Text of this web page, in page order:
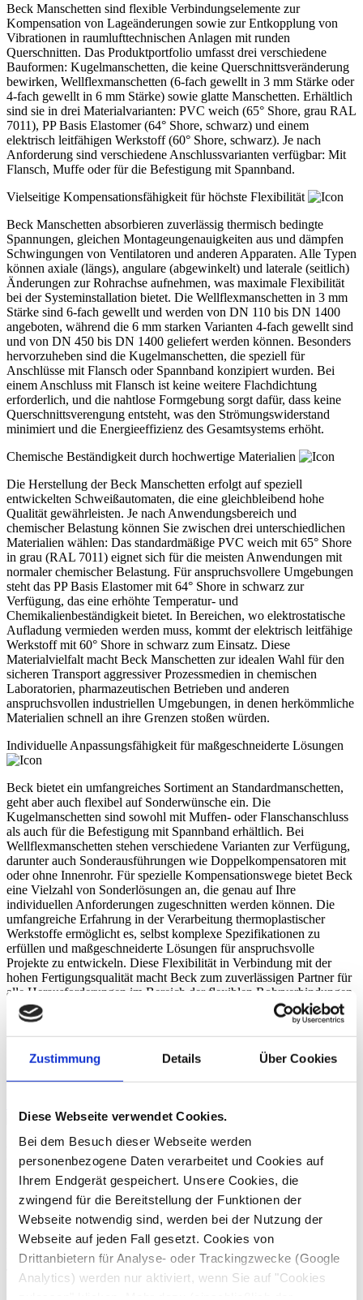
Zustimmung Details Über Cookies
Diese Webseite verwendet Cookies.
Bei dem Besuch dieser Webseite werden
personenbezogene Daten verarbeitet und Cookies auf
Ihrem Endgerät gespeichert. Unsere Cookies, die
zwingend für die Bereitstellung der Funktionen der
Webseite notwendig sind, werden bei der Nutzung der
Webseite auf jeden Fall gesetzt. Cookies von
Drittanbietern für Analyse- oder Trackingzwecke (Google
Analytics) werden nur aktiviert, wenn Sie auf "Cookies
Beck Manschetten sind flexible Verbindungselemente zur
Kompensation von Lageänderungen sowie zur Entkopplung von
Vibrationen in raumlufttechnischen Anlagen mit runden
Querschnitten. Das Produktportfolio umfasst drei verschiedene
Bauformen: Kugelmanschetten, die keine Querschnittsveränderung
bewirken, Wellflexmanschetten (6-fach gewellt in 3 mm Stärke oder
4-fach gewellt in 6 mm Stärke) sowie glatte Manschetten. Erhältlich
sind sie in drei Materialvarianten: PVC weich (65° Shore, grau RAL
7011), PP Basis Elastomer (64° Shore, schwarz) und einem
elektrisch leitfähigen Werkstoff (60° Shore, schwarz). Je nach
Anforderung sind verschiedene Anschlussvarianten verfügbar: Mit
Flansch, Muffe oder für die Befestigung mit Spannband.
Vielseitige Kompensationsfähigkeit für höchste Flexibilität
Beck Manschetten absorbieren zuverlässig thermisch bedingte
Spannungen, gleichen Montageungenauigkeiten aus und dämpfen
Schwingungen von Ventilatoren und anderen Apparaten. Alle Typen
können axiale (längs), angulare (abgewinkelt) und laterale (seitlich)
Änderungen zur Rohrachse aufnehmen, was maximale Flexibilität
bei der Systeminstallation bietet. Die Wellflexmanschetten in 3 mm
Stärke sind 6-fach gewellt und werden von DN 110 bis DN 1400
angeboten, während die 6 mm starken Varianten 4-fach gewellt sind
und von DN 450 bis DN 1400 geliefert werden können. Besonders
hervorzuheben sind die Kugelmanschetten, die speziell für
Anschlüsse mit Flansch oder Spannband konzipiert wurden. Bei
einem Anschluss mit Flansch ist keine weitere Flachdichtung
erforderlich, und die nahtlose Formgebung sorgt dafür, dass keine
Querschnittsverengung entsteht, was den Strömungswiderstand
minimiert und die Energieeffizienz des Gesamtsystems erhöht.
Chemische Beständigkeit durch hochwertige Materialien
Die Herstellung der Beck Manschetten erfolgt auf speziell
entwickelten Schweißautomaten, die eine gleichbleibend hohe
Qualität gewährleisten. Je nach Anwendungsbereich und
chemischer Belastung können Sie zwischen drei unterschiedlichen
Materialien wählen: Das standardmäßige PVC weich mit 65° Shore
in grau (RAL 7011) eignet sich für die meisten Anwendungen mit
normaler chemischer Belastung. Für anspruchsvollere Umgebungen
steht das PP Basis Elastomer mit 64° Shore in schwarz zur
Verfügung, das eine erhöhte Temperatur- und
Chemikalienbeständigkeit bietet. In Bereichen, wo elektrostatische
Aufladung vermieden werden muss, kommt der elektrisch leitfähige
Werkstoff mit 60° Shore in schwarz zum Einsatz. Diese
Materialvielfalt macht Beck Manschetten zur idealen Wahl für den
sicheren Transport aggressiver Prozessmedien in chemischen
Laboratorien, pharmazeutischen Betrieben und anderen
anspruchsvollen industriellen Umgebungen, in denen herkömmliche
Materialien schnell an ihre Grenzen stoßen würden.
Individuelle Anpassungsfähigkeit für maßgeschneiderte Lösungen
Beck bietet ein umfangreiches Sortiment an Standardmanschetten,
geht aber auch flexibel auf Sonderwünsche ein. Die
Kugelmanschetten sind sowohl mit Muffen- oder Flanschanschluss
als auch für die Befestigung mit Spannband erhältlich. Bei
Wellflexmanschetten stehen verschiedene Varianten zur Verfügung,
darunter auch Sonderausführungen wie Doppelkompensatoren mit
oder ohne Innenrohr. Für spezielle Kompensationswege bietet Beck
eine Vielzahl von Sonderlösungen an, die genau auf Ihre
individuellen Anforderungen zugeschnitten werden können. Die
umfangreiche Erfahrung in der Verarbeitung thermoplastischer
Werkstoffe ermöglicht es, selbst komplexe Spezifikationen zu
erfüllen und maßgeschneiderte Lösungen für anspruchsvolle
Projekte zu entwickeln. Diese Flexibilität in Verbindung mit der
hohen Fertigungsqualität macht Beck zum zuverlässigen Partner für
alle Herausforderungen im Bereich der flexiblen Rohrverbindungen
für chemisch belastete Prozessluft.
Jetzt CAD-Daten herunterladen
Schnell und unkompliziert Kontaktdaten hinterlegen und sofortigen
Produktkatalog Manschetten
Kugel-, Wellflex-, Glattmanschette | Dreifache
Kompensationsfähigkeit | Materialvarianten
Entdecken Sie unsere flexiblen Verbindungselemente für
raumlufttechnische Anlagen – perfekt zur Kompensation von
Längenänderungen, Schwingungsdämpfung und zum sicheren
Transport aggressiver Prozessmedien.